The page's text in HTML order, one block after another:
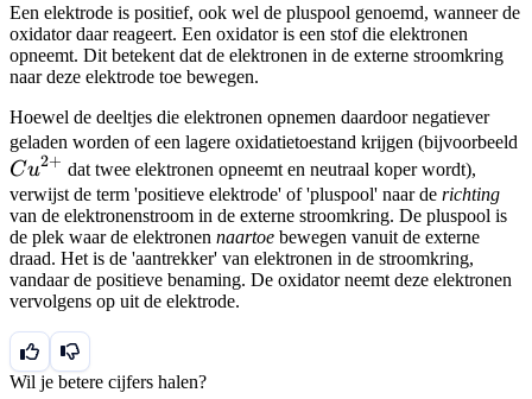
Een elektrode is positief, ook wel de pluspool genoemd, wanneer de
oxidator daar reageert. Een oxidator is een stof die elektronen
opneemt. Dit betekent dat de elektronen in de externe stroomkring
naar deze elektrode toe bewegen.
Hoewel de deeltjes die elektronen opnemen daardoor negatiever
geladen worden of een lagere oxidatietoestand krijgen (bijvoorbeeld
Cu2+ dat twee elektronen opneemt en neutraal koper wordt),
verwijst de term 'positieve elektrode' of 'pluspool' naar de richting
van de elektronenstroom in de externe stroomkring. De pluspool is
de plek waar de elektronen naartoe bewegen vanuit de externe
draad. Het is de 'aantrekker' van elektronen in de stroomkring,
vandaar de positieve benaming. De oxidator neemt deze elektronen
vervolgens op uit de elektrode.
Wil je betere cijfers halen?